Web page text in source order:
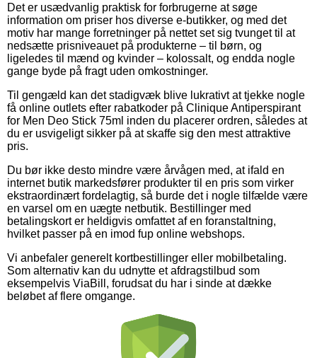
Det er usædvanlig praktisk for forbrugerne at søge
information om priser hos diverse e-butikker, og med det
motiv har mange forretninger på nettet set sig tvunget til at
nedsætte prisniveauet på produkterne – til børn, og
ligeledes til mænd og kvinder – kolossalt, og endda nogle
gange byde på fragt uden omkostninger.
Til gengæld kan det stadigvæk blive lukrativt at tjekke nogle
få online outlets efter rabatkoder på Clinique Antiperspirant
for Men Deo Stick 75ml inden du placerer ordren, således at
du er usvigeligt sikker på at skaffe sig den mest attraktive
pris.
Du bør ikke desto mindre være årvågen med, at ifald en
internet butik markedsfører produkter til en pris som virker
ekstraordinært fordelagtig, så burde det i nogle tilfælde være
en varsel om en uægte netbutik. Bestillinger med
betalingskort er heldigvis omfattet af en foranstaltning,
hvilket passer på en imod fup online webshops.
Vi anbefaler generelt kortbestillinger eller mobilbetaling.
Som alternativ kan du udnytte et afdragstilbud som
eksempelvis ViaBill, forudsat du har i sinde at dække
beløbet af flere omgange.